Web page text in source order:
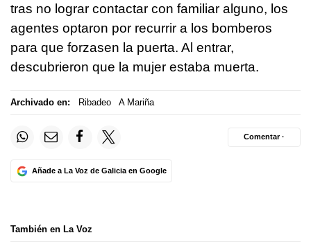
tras no lograr contactar con familiar alguno, los
agentes optaron por recurrir a los bomberos
para que forzasen la puerta. Al entrar,
descubrieron que la mujer estaba muerta.
Archivado en: Ribadeo A Mariña
Añade a La Voz de Galicia en Google
Comentar ·
También en La Voz